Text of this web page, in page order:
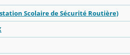
Scolaire de Sécurité Routière)